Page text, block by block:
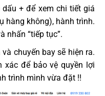
+ để xem chi tiết giá
hàng không), hành trình.
nhấn “tiếp tục”.
chuyến bay sẽ hiện ra.
để bảo vệ quyền lợi
trình mình vừa đặt !!